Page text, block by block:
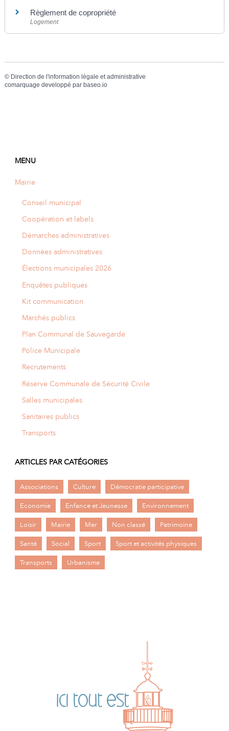
Règlement de copropriété
Logement
© Direction de l'information légale et administrative
comarquage developpé par baseo.io
MENU
Mairie
Conseil municipal
Coopération et labels
Démarches administratives
Données administratives
Élections municipales 2026
Enquêtes publiques
Kit communication
Marchés publics
Plan Communal de Sauvegarde
Police Municipale
Recrutements
Réserve Communale de Sécurité Civile
Salles municipales
Sanitaires publics
Transports
ARTICLES PAR CATÉGORIES
Associations Culture Démocratie participative
Economie Enfance et Jeunesse Environnement
Loisir Mairie Mer Non classé Patrimoine
Santé Social Sport Sport et activités physiques
Transports Urbanisme